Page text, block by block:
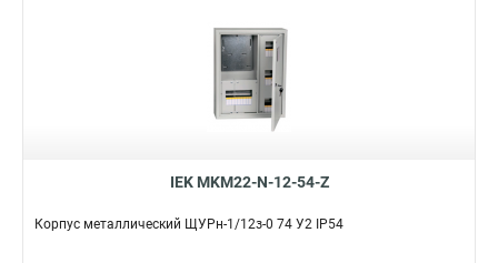
IEK MKM22-N-12-54-Z
Корпус металлический ЩУРн-1/12з-0 74 У2 IP54